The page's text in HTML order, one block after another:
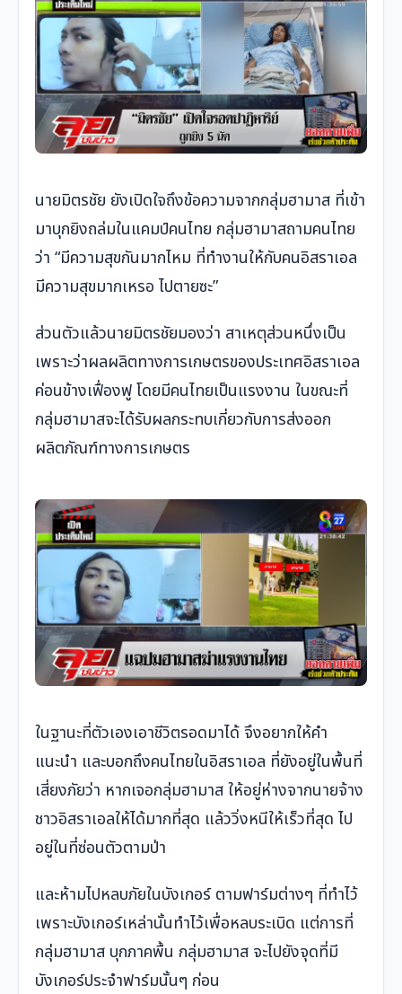
นายมิตรชัย ยังเปิดใจถึงข้อความจากกลุ่มฮามาส ที่เข้า
มาบุกยิงถล่มในแคมป์คนไทย กลุ่มฮามาสถามคนไทย
ว่า “มีความสุขกันมากไหม ที่ทำงานให้กับคนอิสราเอล
มีความสุขมากเหรอ ไปตายซะ”
ส่วนตัวแล้วนายมิตรชัยมองว่า สาเหตุส่วนหนึ่งเป็น
เพราะว่าผลผลิตทางการเกษตรของประเทศอิสราเอล
ค่อนข้างเฟื่องฟู โดยมีคนไทยเป็นแรงงาน ในขณะที่
กลุ่มฮามาสจะได้รับผลกระทบเกี่ยวกับการส่งออก
ผลิตภัณฑ์ทางการเกษตร
ในฐานะที่ตัวเองเอาชีวิตรอดมาได้ จึงอยากให้คำ
แนะนำ และบอกถึงคนไทยในอิสราเอล ที่ยังอยู่ในพื้นที่
เสี่ยงภัยว่า หากเจอกลุ่มฮามาส ให้อยู่ห่างจากนายจ้าง
ชาวอิสราเอลให้ได้มากที่สุด แล้ววิ่งหนีให้เร็วที่สุด ไป
อยู่ในที่ซ่อนตัวตามป่า
และห้ามไปหลบภัยในบังเกอร์ ตามฟาร์มต่างๆ ที่ทำไว้
เพราะบังเกอร์เหล่านั้นทำไว้เพื่อหลบระเบิด แต่การที่
กลุ่มฮามาส บุกภาคพื้น กลุ่มฮามาส จะไปยังจุดที่มี
บังเกอร์ประจำฟาร์มนั้นๆ ก่อน